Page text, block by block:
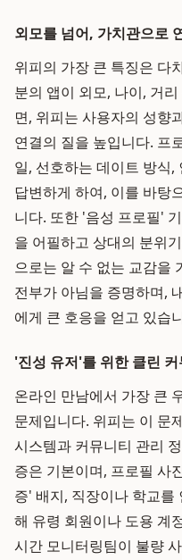
외모를 넘어, 가치관으로
위피의 가장 큰 특징은 다
분의 앱이 외모, 나이, 거
면, 위피는 사용자의 성향
연결의 질을 높입니다. 프
일, 선호하는 데이트 방식,
답변하게 하여, 이를 바탕
니다. 또한 '음성 프로필'
을 어필하고 상대의 분위
으로는 알 수 없는 교감을
전부가 아님을 증명하며,
에게 큰 호응을 얻고 있습
'진성 유저'를 위한 클린
온라인 만남에서 가장 큰
문제입니다. 위피는 이 문
시스템과 커뮤니티 관리
증은 기본이며, 프로필 사
증' 배지, 직장이나 학교
해 유령 회원이나 도용 계
시간 모니터링팀이 불량